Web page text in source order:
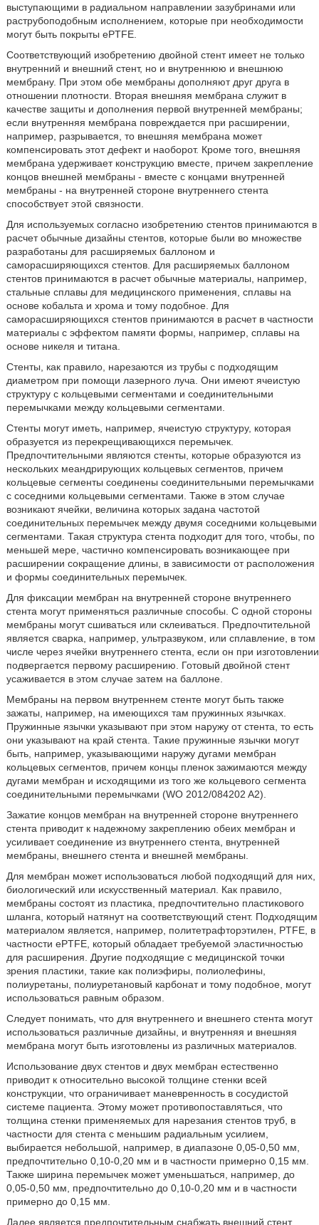
выступающими в радиальном направлении зазубринами или
раструбоподобным исполнением, которые при необходимости
могут быть покрыты ePTFE.
Соответствующий изобретению двойной стент имеет не только
внутренний и внешний стент, но и внутреннюю и внешнюю
мембрану. При этом обе мембраны дополняют друг друга в
отношении плотности. Вторая внешняя мембрана служит в
качестве защиты и дополнения первой внутренней мембраны;
если внутренняя мембрана повреждается при расширении,
например, разрывается, то внешняя мембрана может
компенсировать этот дефект и наоборот. Кроме того, внешняя
мембрана удерживает конструкцию вместе, причем закрепление
концов внешней мембраны - вместе с концами внутренней
мембраны - на внутренней стороне внутреннего стента
способствует этой связности.
Для используемых согласно изобретению стентов принимаются в
расчет обычные дизайны стентов, которые были во множестве
разработаны для расширяемых баллоном и
саморасширяющихся стентов. Для расширяемых баллоном
стентов принимаются в расчет обычные материалы, например,
стальные сплавы для медицинского применения, сплавы на
основе кобальта и хрома и тому подобное. Для
саморасширяющихся стентов принимаются в расчет в частности
материалы с эффектом памяти формы, например, сплавы на
основе никеля и титана.
Стенты, как правило, нарезаются из трубы с подходящим
диаметром при помощи лазерного луча. Они имеют ячеистую
структуру с кольцевыми сегментами и соединительными
перемычками между кольцевыми сегментами.
Стенты могут иметь, например, ячеистую структуру, которая
образуется из перекрещивающихся перемычек.
Предпочтительными являются стенты, которые образуются из
нескольких меандрирующих кольцевых сегментов, причем
кольцевые сегменты соединены соединительными перемычками
с соседними кольцевыми сегментами. Также в этом случае
возникают ячейки, величина которых задана частотой
соединительных перемычек между двумя соседними кольцевыми
сегментами. Такая структура стента подходит для того, чтобы, по
меньшей мере, частично компенсировать возникающее при
расширении сокращение длины, в зависимости от расположения
и формы соединительных перемычек.
Для фиксации мембран на внутренней стороне внутреннего
стента могут применяться различные способы. С одной стороны
мембраны могут сшиваться или склеиваться. Предпочтительной
является сварка, например, ультразвуком, или сплавление, в том
числе через ячейки внутреннего стента, если он при изготовлении
подвергается первому расширению. Готовый двойной стент
усаживается в этом случае затем на баллоне.
Мембраны на первом внутреннем стенте могут быть также
зажаты, например, на имеющихся там пружинных язычках.
Пружинные язычки указывают при этом наружу от стента, то есть
они указывают на край стента. Такие пружинные язычки могут
быть, например, указывающими наружу дугами мембран
кольцевых сегментов, причем концы пленок зажимаются между
дугами мембран и исходящими из того же кольцевого сегмента
соединительными перемычками (WO 2012/084202 A2).
Зажатие концов мембран на внутренней стороне внутреннего
стента приводит к надежному закреплению обеих мембран и
усиливает соединение из внутреннего стента, внутренней
мембраны, внешнего стента и внешней мембраны.
Для мембран может использоваться любой подходящий для них,
биологический или искусственный материал. Как правило,
мембраны состоят из пластика, предпочтительно пластикового
шланга, который натянут на соответствующий стент. Подходящим
материалом является, например, политетрафторэтилен, PTFE, в
частности ePTFE, который обладает требуемой эластичностью
для расширения. Другие подходящие с медицинской точки
зрения пластики, такие как полиэфиры, полиолефины,
полиуретаны, полиуретановый карбонат и тому подобное, могут
использоваться равным образом.
Следует понимать, что для внутреннего и внешнего стента могут
использоваться различные дизайны, и внутренняя и внешняя
мембрана могут быть изготовлены из различных материалов.
Использование двух стентов и двух мембран естественно
приводит к относительно высокой толщине стенки всей
конструкции, что ограничивает маневренность в сосудистой
системе пациента. Этому может противопоставляться, что
толщина стенки применяемых для нарезания стентов труб, в
частности для стента с меньшим радиальным усилием,
выбирается небольшой, например, в диапазоне 0,05-0,50 мм,
предпочтительно 0,10-0,20 мм и в частности примерно 0,15 мм.
Также ширина перемычек может уменьшаться, например, до
0,05-0,50 мм, предпочтительно до 0,10-0,20 мм и в частности
примерно до 0,15 мм.
Далее является предпочтительным снабжать внешний стент